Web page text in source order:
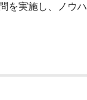
を実施し、ノウ